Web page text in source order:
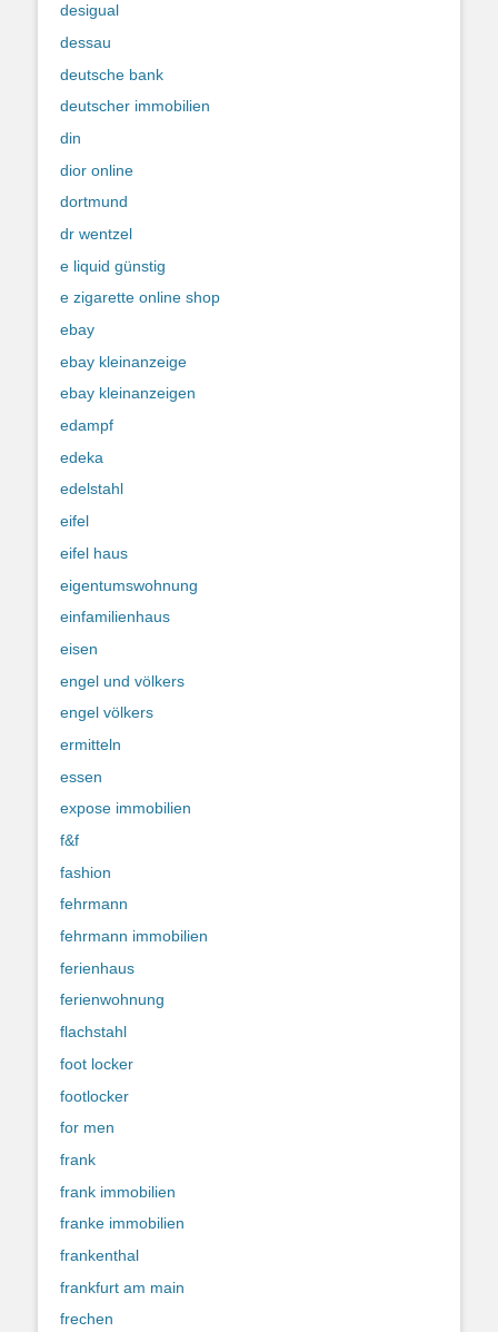
desigual
dessau
deutsche bank
deutscher immobilien
din
dior online
dortmund
dr wentzel
e liquid günstig
e zigarette online shop
ebay
ebay kleinanzeige
ebay kleinanzeigen
edampf
edeka
edelstahl
eifel
eifel haus
eigentumswohnung
einfamilienhaus
eisen
engel und völkers
engel völkers
ermitteln
essen
expose immobilien
f&f
fashion
fehrmann
fehrmann immobilien
ferienhaus
ferienwohnung
flachstahl
foot locker
footlocker
for men
frank
frank immobilien
franke immobilien
frankenthal
frankfurt am main
frechen